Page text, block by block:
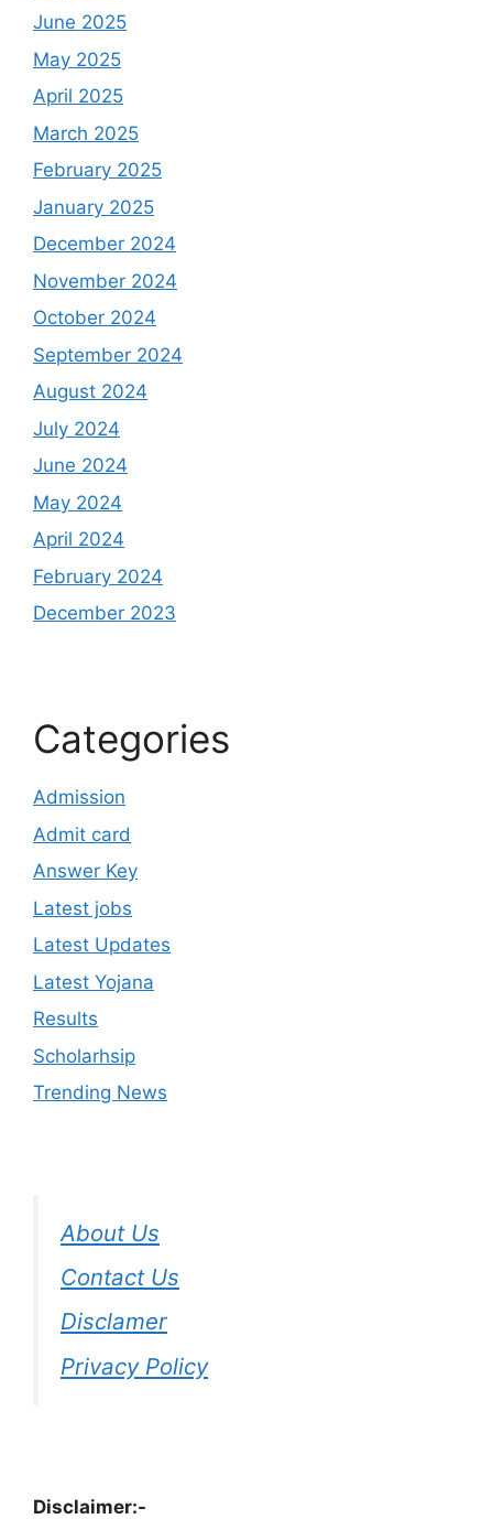
June 2025
May 2025
April 2025
March 2025
February 2025
January 2025
December 2024
November 2024
October 2024
September 2024
August 2024
July 2024
June 2024
May 2024
April 2024
February 2024
December 2023
Categories
Admission
Admit card
Answer Key
Latest jobs
Latest Updates
Latest Yojana
Results
Scholarhsip
Trending News
About Us
Contact Us
Disclamer
Privacy Policy
Disclaimer:-